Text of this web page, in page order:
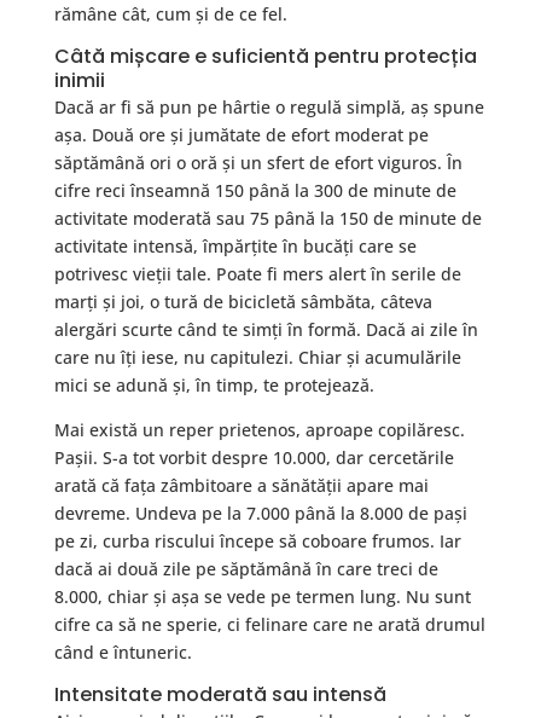
rămâne cât, cum și de ce fel.
Câtă mișcare e suficientă pentru protecția
inimii
Dacă ar fi să pun pe hârtie o regulă simplă, aș spune
așa. Două ore și jumătate de efort moderat pe
săptămână ori o oră și un sfert de efort viguros. În
cifre reci înseamnă 150 până la 300 de minute de
activitate moderată sau 75 până la 150 de minute de
activitate intensă, împărțite în bucăți care se
potrivesc vieții tale. Poate fi mers alert în serile de
marți și joi, o tură de bicicletă sâmbăta, câteva
alergări scurte când te simți în formă. Dacă ai zile în
care nu îți iese, nu capitulezi. Chiar și acumulările
mici se adună și, în timp, te protejează.
Mai există un reper prietenos, aproape copilăresc.
Pașii. S-a tot vorbit despre 10.000, dar cercetările
arată că fața zâmbitoare a sănătății apare mai
devreme. Undeva pe la 7.000 până la 8.000 de pași
pe zi, curba riscului începe să coboare frumos. Iar
dacă ai două zile pe săptămână în care treci de
8.000, chiar și așa se vede pe termen lung. Nu sunt
cifre ca să ne sperie, ci felinare care ne arată drumul
când e întuneric.
Intensitate moderată sau intensă